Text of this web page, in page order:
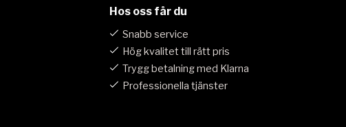
Hos oss får du
Snabb service
Hög kvalitet till rätt pris
Trygg betalning med Klarna
Professionella tjänster